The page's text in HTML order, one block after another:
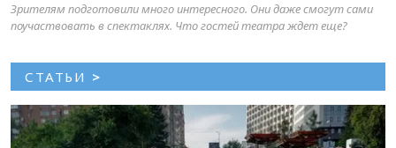
Зрителям подготовили много интересного. Они даже смогут сами
поучаствовать в спектаклях. Что гостей театра ждет еще?
СТАТЬИ >